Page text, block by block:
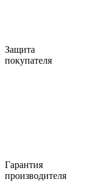
Защита
покупателя
Гарантия
производителя